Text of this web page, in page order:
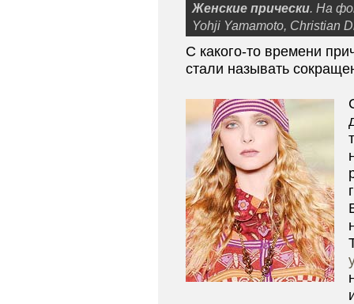
Женские прически. На
Yohji Yamamoto, Christian
С какого-то времени
стали называть